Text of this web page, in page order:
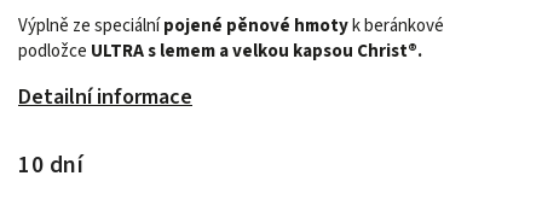
Výplně ze speciálnípojené pěnové hmotyk beránkové
podložce ULTRA s lemem a velkou kapsou Christ®.
Detailní informace
10 dní